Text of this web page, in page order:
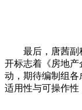
最后，唐茜副秘
开标志着《房地
动，期待编制组各
适用性与可操作性